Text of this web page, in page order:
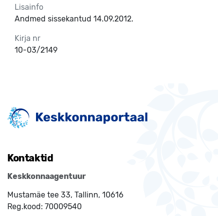
Lisainfo
Andmed sissekantud 14.09.2012.
Kirja nr
10-03/2149
Kontaktid
Keskkonnaagentuur
Mustamäe tee 33, Tallinn, 10616
Reg.kood: 70009540